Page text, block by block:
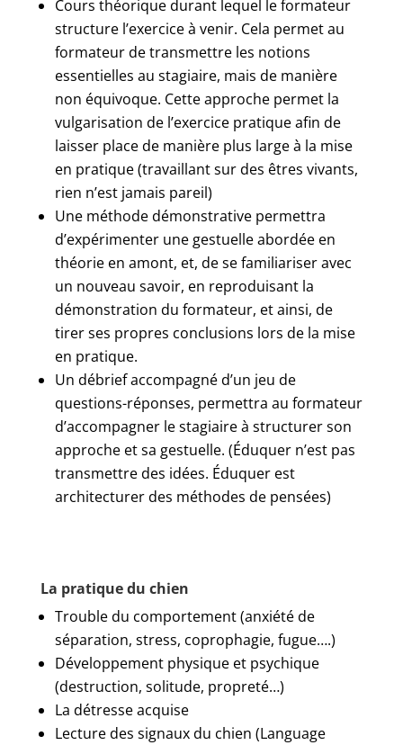
Cours théorique durant lequel le formateur
structure l’exercice à venir. Cela permet au
formateur de transmettre les notions
essentielles au stagiaire, mais de manière
non équivoque. Cette approche permet la
vulgarisation de l’exercice pratique afin de
laisser place de manière plus large à la mise
en pratique (travaillant sur des êtres vivants,
rien n’est jamais pareil)
Une méthode démonstrative permettra
d’expérimenter une gestuelle abordée en
théorie en amont, et, de se familiariser avec
un nouveau savoir, en reproduisant la
démonstration du formateur, et ainsi, de
tirer ses propres conclusions lors de la mise
en pratique.
Un débrief accompagné d’un jeu de
questions-réponses, permettra au formateur
d’accompagner le stagiaire à structurer son
approche et sa gestuelle. (Éduquer n’est pas
transmettre des idées. Éduquer est
architecturer des méthodes de pensées)
La pratique du chien
Trouble du comportement (anxiété de
séparation, stress, coprophagie, fugue….)
Développement physique et psychique
(destruction, solitude, propreté…)
La détresse acquise
Lecture des signaux du chien (Language